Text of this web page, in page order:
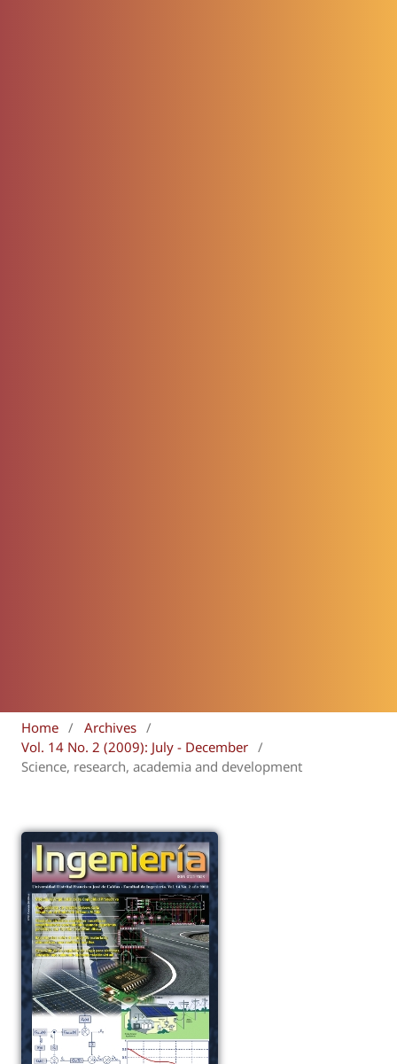
Home / Archives /
Vol. 14 No. 2 (2009): July - December /
Science, research, academia and development